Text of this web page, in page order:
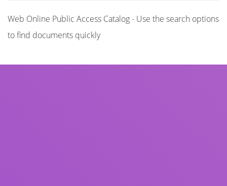
Web Online Public Access Catalog - Use the search options
to find documents quickly